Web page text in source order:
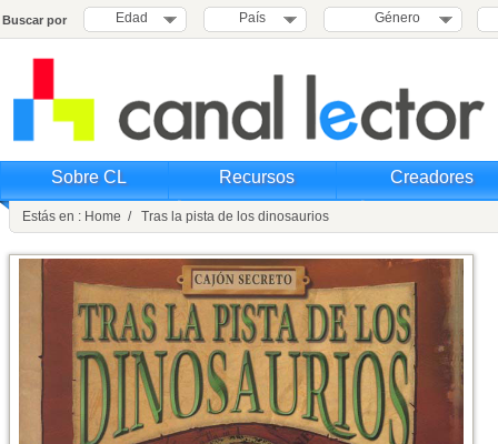
Buscar por Edad País Género
Sobre CL Recursos Creadores
Estás en : Home / Tras la pista de los dinosaurios